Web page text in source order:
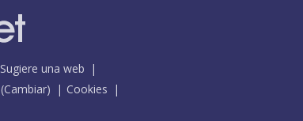
Sugiere una web
(Cambiar)
Cookies